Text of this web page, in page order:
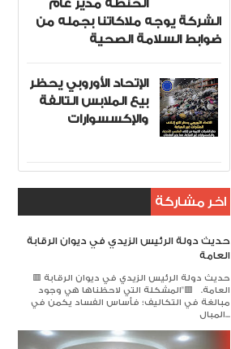
الشركة يوجه ملاكاتنا بجمله من
ضوابط السلامة الصحية
الإتحاد الأوروبي يحظر
بيع الملابس التالفة
والإكسسوارات
اخر مشاركة
حديث دولة الرئيس الزيدي في ديوان الرقابة
العامة
🟥 حديث دولة الرئيس الزيدي في ديوان الرقابة
العامة. 🟥​"المشكلة التي لاحظناها هي وجود
مبالغة في التكاليف؛ فأساس الفساد يكمن في
المبال...